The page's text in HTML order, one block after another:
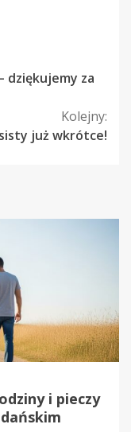
dziękujemy za
Kolejny:
już wkrótce!
i pieczy